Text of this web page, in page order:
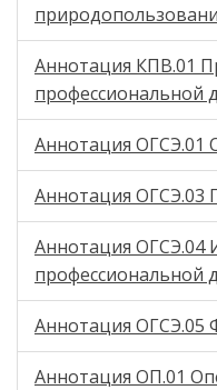
Аннотация КПВ.01
профессиональной
Аннотация ОГСЭ.01
Аннотация ОГСЭ.03
Аннотация ОГСЭ.04
профессиональной
Аннотация ОГСЭ.05
Аннотация ОП.01